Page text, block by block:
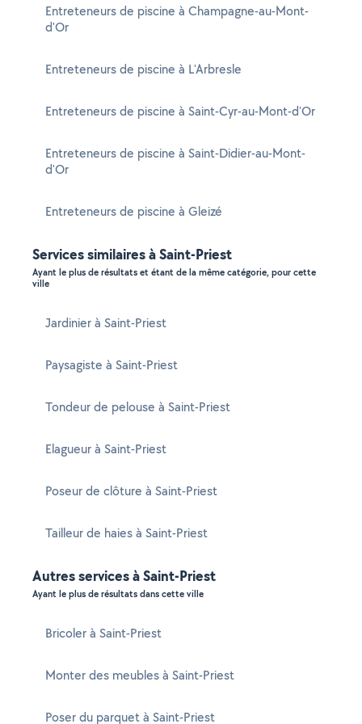
Entreteneurs de piscine à Champagne-au-Mont-
d'Or
Entreteneurs de piscine à L'Arbresle
Entreteneurs de piscine à Saint-Cyr-au-Mont-d'Or
Entreteneurs de piscine à Saint-Didier-au-Mont-
d'Or
Entreteneurs de piscine à Gleizé
Services similaires à Saint-Priest
Ayant le plus de résultats et étant de la même catégorie, pour cette
ville
Jardinier à Saint-Priest
Paysagiste à Saint-Priest
Tondeur de pelouse à Saint-Priest
Elagueur à Saint-Priest
Poseur de clôture à Saint-Priest
Tailleur de haies à Saint-Priest
Autres services à Saint-Priest
Ayant le plus de résultats dans cette ville
Bricoler à Saint-Priest
Monter des meubles à Saint-Priest
Poser du parquet à Saint-Priest